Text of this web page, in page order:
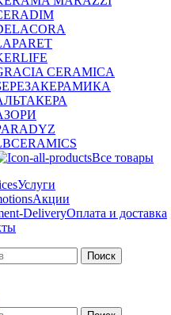
CERAMICA
Все товары
Услуги
Акции
Оплата и доставка
Поиск